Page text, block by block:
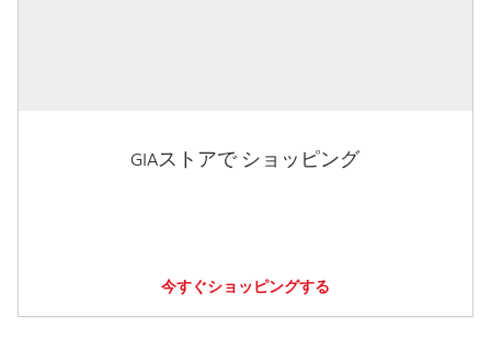
GIAストアで ショッピング
今すぐショッピングする